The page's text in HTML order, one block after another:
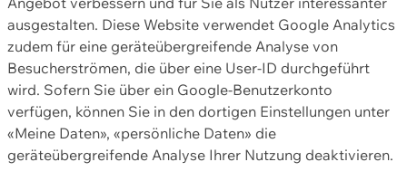
ausgestalten. Diese Website verwendet Google Analytics
zudem für eine geräteübergreifende Analyse von
Besucherströmen, die über eine User-ID durchgeführt
wird. Sofern Sie über ein Google-Benutzerkonto
verfügen, können Sie in den dortigen Einstellungen unter
«Meine Daten», «persönliche Daten» die
geräteübergreifende Analyse Ihrer Nutzung deaktivieren.